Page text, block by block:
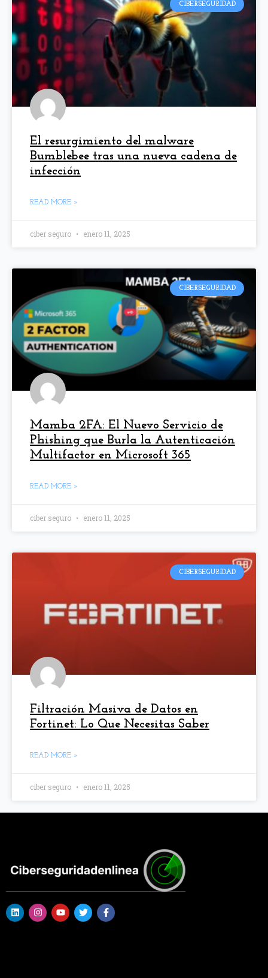
CIBERSEGURIDAD
El resurgimiento del malware
Bumblebee tras una nueva cadena de
infección
READ MORE »
ciber seguro enero 11, 2025
CIBERSEGURIDAD
Mamba 2FA: El Nuevo Servicio de
Phishing que Burla la Autenticación
Multifactor en Microsoft 365
READ MORE »
ciber seguro enero 11, 2025
CIBERSEGURIDAD
Filtración Masiva de Datos en
Fortinet: Lo Que Necesitas Saber
READ MORE »
ciber seguro enero 11, 2025